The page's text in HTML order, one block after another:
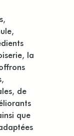
la
de
que